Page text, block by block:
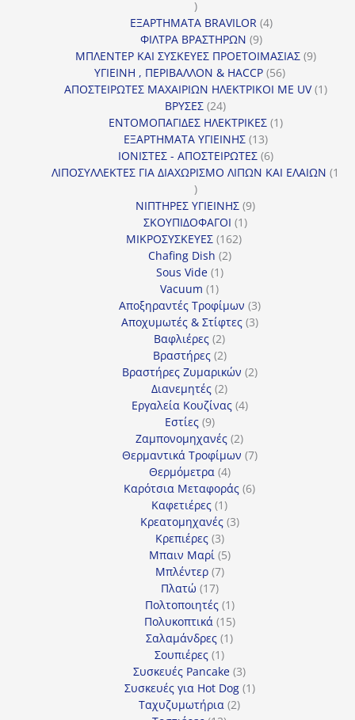
16
προϊόντα
ΕΞΑΡΤΗΜΑΤΑ BRAVILOR 44
ΦΙΛΤΡΑ ΒΡΑΣΤΗΡΩΝ 99
προϊόντα
ΜΠΛΕΝΤΕΡ ΚΑΙ ΣΥΣΚΕΥΕΣ ΠΡΟΕΤΟΙΜΑΣΙΑΣ 99
ΥΓΙΕΙΝΗ , ΠΕΡΙΒΑΛΛΟΝ & HACCP 5656
προϊόντα
ΑΠΟΣΤΕΙΡΩΤΕΣ ΜΑΧΑΙΡΙΩΝ ΗΛΕΚΤΡΙΚΟΙ ΜΕ UV 11
ΒΡΥΣΕΣ 2424
προϊόντα
ΕΝΤΟΜΟΠΑΓΙΔΕΣ ΗΛΕΚΤΡΙΚΕΣ 11
ΕΞΑΡΤΗΜΑΤΑ ΥΓΙΕΙΝΗΣ 1313
προϊόντα
ΙΟΝΙΣΤΕΣ - ΑΠΟΣΤΕΙΡΩΤΕΣ 66
προϊόντα
ΛΙΠΟΣΥΛΛΕΚΤΕΣ ΓΙΑ ΔΙΑΧΩΡΙΣΜΟ ΛΙΠΩΝ ΚΑΙ ΕΛΑΙΩΝ 1
1
προϊόν
ΝΙΠΤΗΡΕΣ ΥΓΙΕΙΝΗΣ 99
ΣΚΟΥΠΙΔΟΦΑΓΟΙ 11
ΜΙΚΡΟΣΥΣΚΕΥΕΣ 162162
Chafing Dish 22
Sous Vide 11
Vacuum 11
προϊόν
Αποξηραντές Τροφίμων 33
προϊόντα
Αποχυμωτές & Στίφτες 33
Βαφλιέρες 22
προϊόντα
Βραστήρες 22
προϊόντα
Βραστήρες Ζυμαρικών 22
Διανεμητές 22
προϊόντα
Εργαλεία Κουζίνας 44
Εστίες 99
προϊόντα
Ζαμπονομηχανές 22
προϊόντα
Θερμαντικά Τροφίμων 77
Θερμόμετρα 44
προϊόντα
Καρότσια Μεταφοράς 66
Καφετιέρες 11
προϊόν
Κρεατομηχανές 33
Κρεπιέρες 33
προϊόντα
Μπαιν Μαρί 55
Μπλέντερ 77
Πλατώ 1717
προϊόντα
Πολτοποιητές 11
προϊόν
Πολυκοπτικά 1515
προϊόντα
Σαλαμάνδρες 11
Σουπιέρες 11
προϊόν
Συσκευές Pancake 33
προϊόντα
Συσκευές για Hot Dog 11
Ταχυζυμωτήρια 22